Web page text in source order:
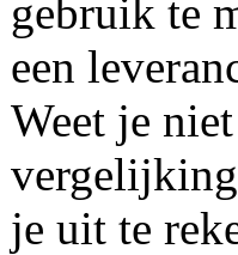
gebruik te
een
Weet je
je uit te